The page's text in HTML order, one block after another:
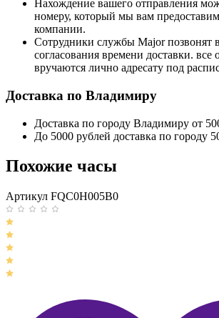
Нахождение вашего отправления
номеру, который мы вам
компании.
Сотрудники службы Major позвонят
согласования времени доставки. все
вручаются лично адресату под
Доставка по Владимиру
Доставка по городу Владимиру от
До 5000 рублей доставка по городу
Похожие часы
Артикул FQC0H005B0